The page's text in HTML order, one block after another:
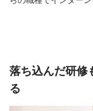
落ち込んだ研修
る